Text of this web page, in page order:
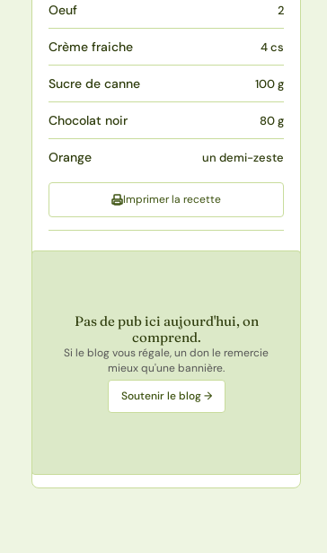
Oeuf 2
Crème fraiche 4 cs
Sucre de canne 100 g
Chocolat noir 80 g
Orange un demi-zeste
Imprimer la recette
Pas de pub ici aujourd'hui, on
comprend.
Si le blog vous régale, un don le remercie
mieux qu'une bannière.
Soutenir le blog →